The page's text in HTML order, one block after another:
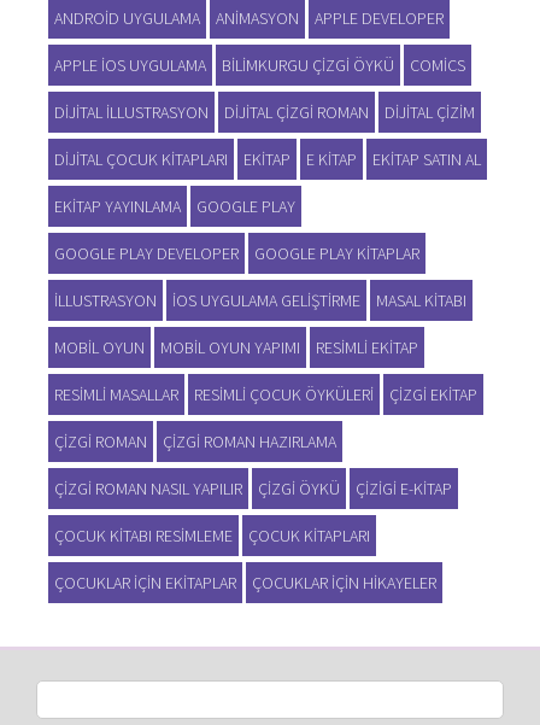
ANDROID UYGULAMA ANIMASYON APPLE DEVELOPER
APPLE IOS UYGULAMA BILIMKURGU ÇIZGI ÖYKÜ COMICS
DIJITAL ILLUSTRASYON DIJITAL ÇIZGI ROMAN DIJITAL ÇIZIM
DIJITAL ÇOCUK KITAPLARI EKITAP E KITAP EKITAP SATIN AL
EKITAP YAYINLAMA GOOGLE PLAY
GOOGLE PLAY DEVELOPER GOOGLE PLAY KITAPLAR
ILLUSTRASYON IOS UYGULAMA GELIŞTIRME MASAL KITABI
MOBIL OYUN MOBIL OYUN YAPIMI RESIMLI EKITAP
RESIMLI MASALLAR RESIMLI ÇOCUK ÖYKÜLERI ÇIZGI EKITAP
ÇIZGI ROMAN ÇIZGI ROMAN HAZIRLAMA
ÇIZGI ROMAN NASIL YAPILIR ÇIZGI ÖYKÜ ÇIZIGI E-KITAP
ÇOCUK KITABI RESIMLEME ÇOCUK KITAPLARI
ÇOCUKLAR IÇIN EKITAPLAR ÇOCUKLAR IÇIN HIKAYELER